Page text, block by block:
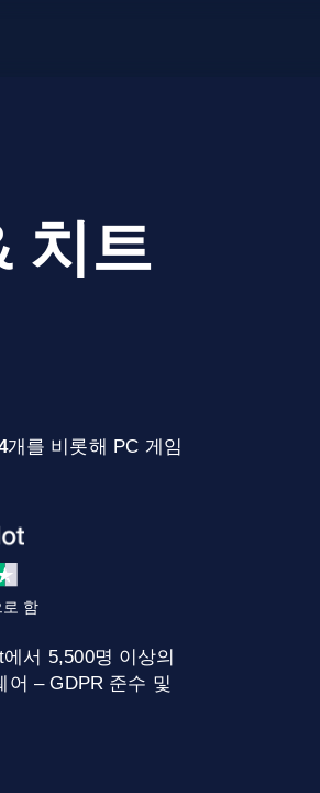
치트
개를 비롯해 PC 게임
함
서 5,500명 이상의
어 – GDPR 준수 및